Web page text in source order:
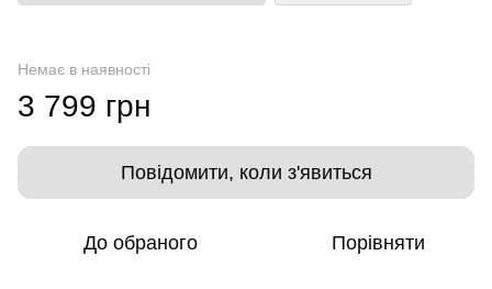
Немає в наявності
3 799 грн
Повідомити, коли з'явиться
До обраного Порівняти